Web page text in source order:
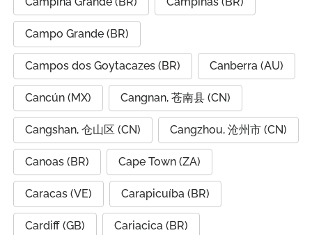
Campo Grande (BR)
Campos dos Goytacazes (BR) Canberra (AU)
Cancún (MX) Cangnan, 苍南县 (CN)
Cangshan, 仓山区 (CN) Cangzhou, 沧州市 (CN)
Canoas (BR) Cape Town (ZA)
Caracas (VE) Carapicuíba (BR)
Cardiff (GB) Cariacica (BR)